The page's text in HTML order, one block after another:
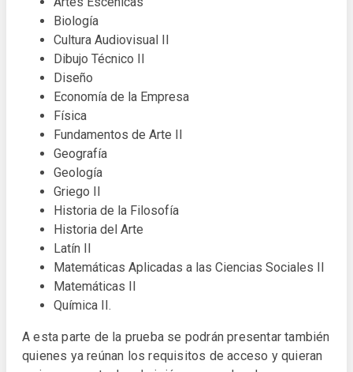
Biología
Cultura Audiovisual II
Dibujo Técnico II
Diseño
Economía de la Empresa
Física
Fundamentos de Arte II
Geografía
Geología
Griego II
Historia de la Filosofía
Historia del Arte
Latín II
Matemáticas Aplicadas a las Ciencias Sociales II
Matemáticas II
Química II.
A esta parte de la prueba se podrán presentar también
quienes ya reúnan los requisitos de acceso y quieran